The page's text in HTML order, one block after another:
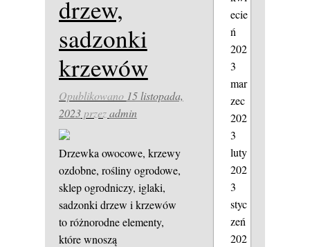
drzew,
sadzonki
krzewów
Opublikowano 15 listopada,
2023przezadmin
Drzewka owocowe, krzewy
ozdobne, rośliny ogrodowe,
sklep ogrodniczy, iglaki,
sadzonki drzew i krzewów
to różnorodne elementy,
które wnoszą
ecie
ń
202
3
mar
zec
202
3
luty
202
3
styc
zeń
202